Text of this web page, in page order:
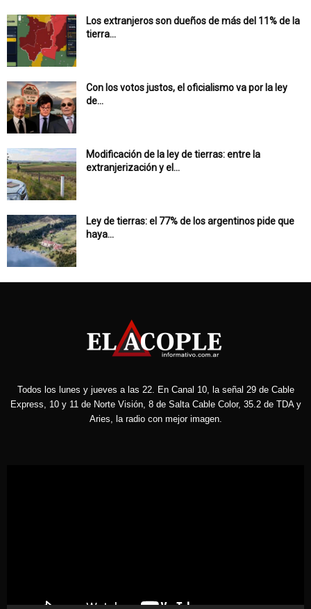
Los extranjeros son dueños de más del 11% de la
tierra...
Con los votos justos, el oficialismo va por la ley
de...
Modificación de la ley de tierras: entre la
extranjerización y el...
Ley de tierras: el 77% de los argentinos pide que
haya...
Todos los lunes y jueves a las 22. En Canal 10, la señal 29 de Cable
Express, 10 y 11 de Norte Visión, 8 de Salta Cable Color, 35.2 de TDA y
Aries, la radio con mejor imagen.